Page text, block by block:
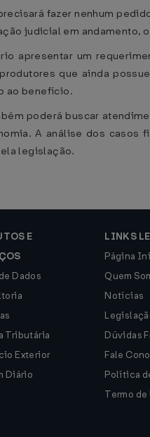
fazer nenhum
judicial em
apresentar um
que ainda
ao benefício.
poderá buscar
A análise dos casos
legislação.
E
Dados
Tributária
Exterior
Diário
LINKS
Página
Quem
Notícias
Dúvidas
Fale
Política
Termo de